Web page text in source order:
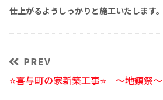
仕上がるようしっかりと施工いたします。
⭐喜与町の家新築工事⭐ ～地鎮祭～